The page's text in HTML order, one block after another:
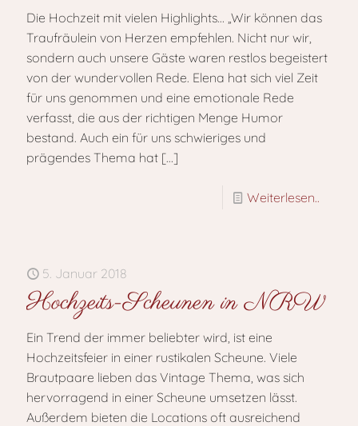
Die Hochzeit mit vielen Highlights… „Wir können das
Traufräulein von Herzen empfehlen. Nicht nur wir,
sondern auch unsere Gäste waren restlos begeistert
von der wundervollen Rede. Elena hat sich viel Zeit
für uns genommen und eine emotionale Rede
verfasst, die aus der richtigen Menge Humor
bestand. Auch ein für uns schwieriges und
prägendes Thema hat […]
Weiterlesen..
5. Januar 2018
Hochzeits-Scheunen in NRW
Ein Trend der immer beliebter wird, ist eine
Hochzeitsfeier in einer rustikalen Scheune. Viele
Brautpaare lieben das Vintage Thema, was sich
hervorragend in einer Scheune umsetzen lässt.
Außerdem bieten die Locations oft ausreichend